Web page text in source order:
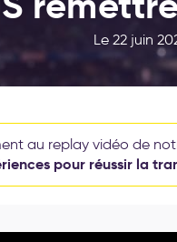
Le 22 juin
au replay vidéo de
pour réussir la